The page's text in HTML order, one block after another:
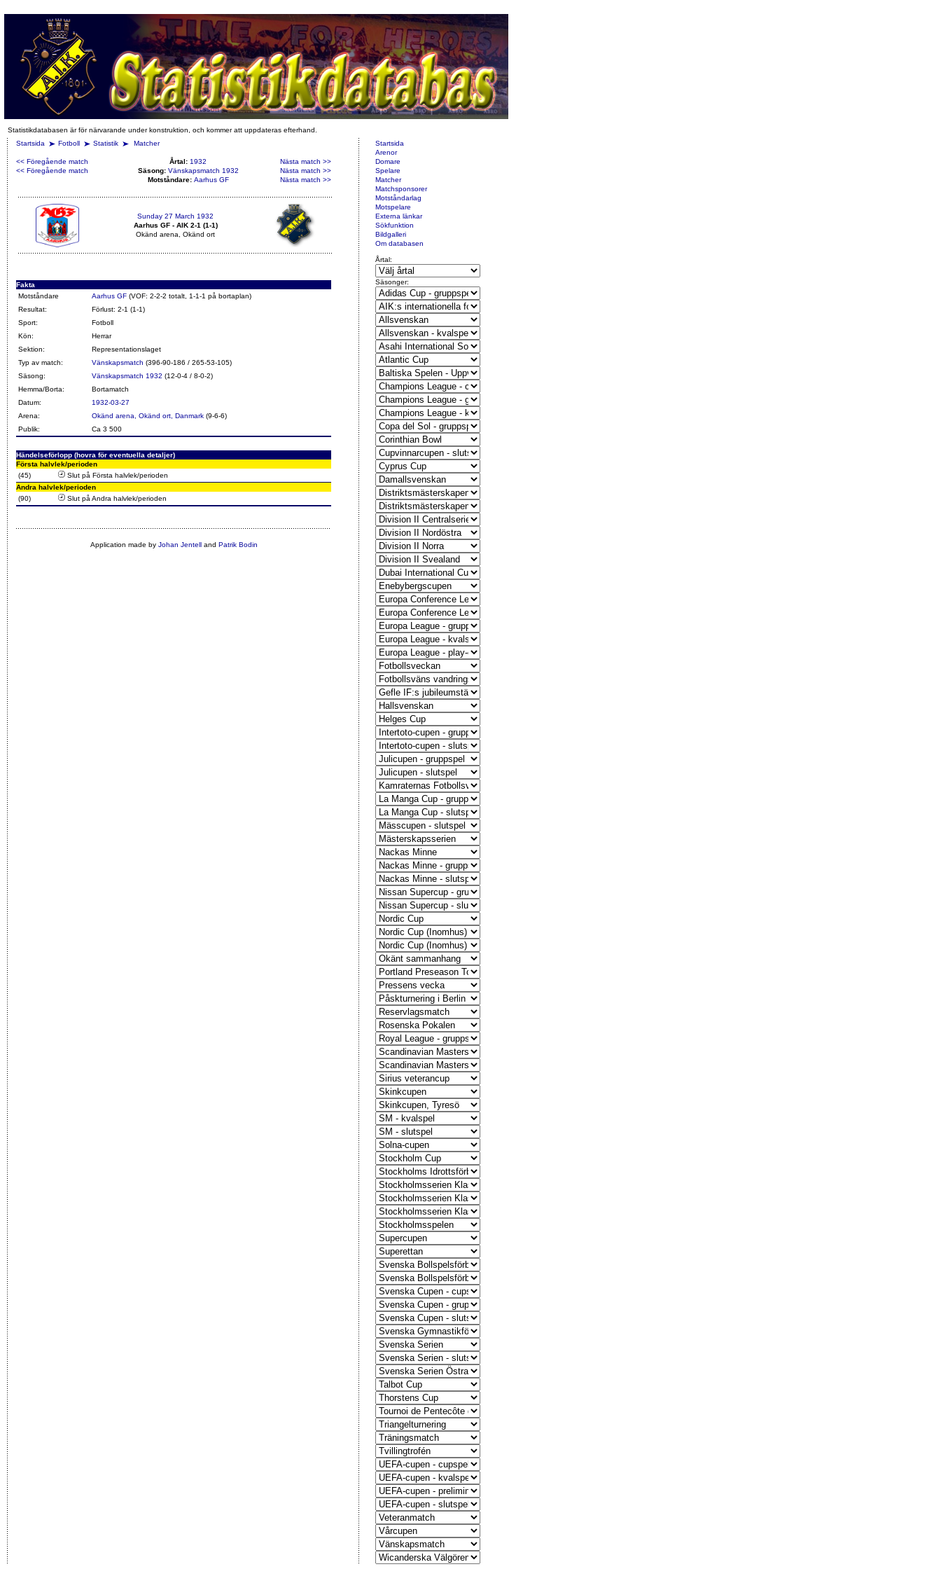
Statistikdatabasen är för närvarande under konstruktion, och kommer att uppdateras efterhand.
Startsida
Fotboll Statistik Matcher
<< Föregående match Årtal: 1932
Nästa match >>
<< Föregående match
Säsong: Vänskapsmatch 1932
Nästa match >>
Motståndare: Aarhus GF Nästa match >>
Sunday 27 March 1932
Aarhus GF - AIK 2-1 (1-1)
Okänd arena, Okänd ort
Fakta
Motståndare
Aarhus GF (VOF: 2-2-2 totalt, 1-1-1 på bortaplan)
Resultat:
Förlust: 2-1 (1-1)
Sport:
Fotboll
Kön:
Herrar
Sektion:
Representationslaget
Typ av match:
Vänskapsmatch (396-90-186 / 265-53-105)
Säsong:
Vänskapsmatch 1932 (12-0-4 / 8-0-2)
Hemma/Borta:
Bortamatch
Datum:
1932-03-27
Arena:
Okänd arena, Okänd ort, Danmark (9-6-6)
Publik:
Ca 3 500
Händelseförlopp (hovra för eventuella detaljer)
Första halvlek/perioden
(45)
Slut på Första halvlek/perioden
Andra halvlek/perioden
(90)
Slut på Andra halvlek/perioden
Application made by Johan Jentelland Patrik Bodin
Startsida
Arenor
Domare
Spelare
Matcher
Matchsponsorer
Motståndarlag
Motspelare
Externa länkar
Sökfunktion
Bildgalleri
Om databasen
Årtal:
Säsonger: